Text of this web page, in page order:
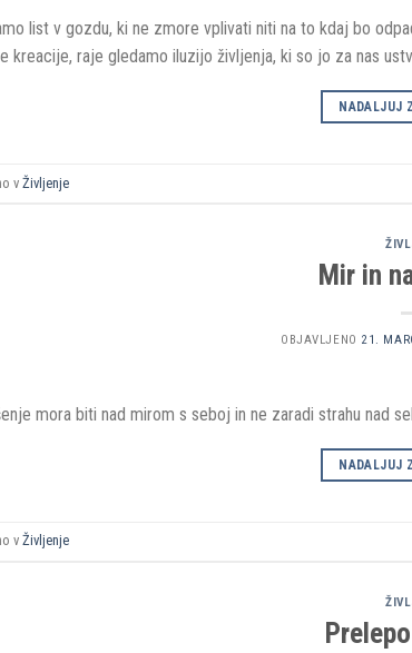
list v gozdu, ki ne zmore vplivati niti na to kdaj bo
kreacije, raje gledamo iluzijo življenja, ki so jo za nas
NADALJUJ
vŽivljenje
Mir in
OBJAVLJENO 21.
mora biti nad mirom s seboj in ne zaradi strahu nad
NADALJUJ
vŽivljenje